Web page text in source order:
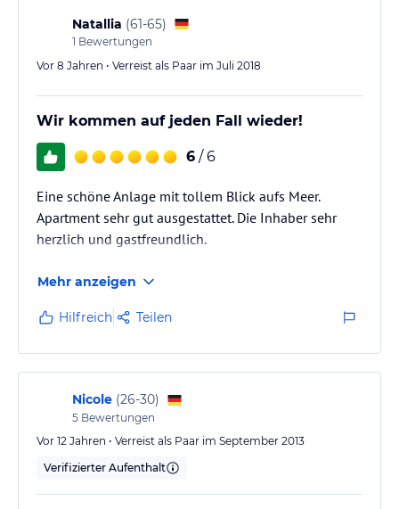
Natallia (61-65)
1 Bewertungen
Vor 8 Jahren • Verreist als Paar im Juli 2018
Wir kommen auf jeden Fall wieder!
6 / 6
Eine schöne Anlage mit tollem Blick aufs Meer.
Apartment sehr gut ausgestattet. Die Inhaber sehr
herzlich und gastfreundlich.
Mehr anzeigen
Hilfreich Teilen
Nicole (26-30)
5 Bewertungen
Vor 12 Jahren • Verreist als Paar im September 2013
Verifizierter Aufenthalt